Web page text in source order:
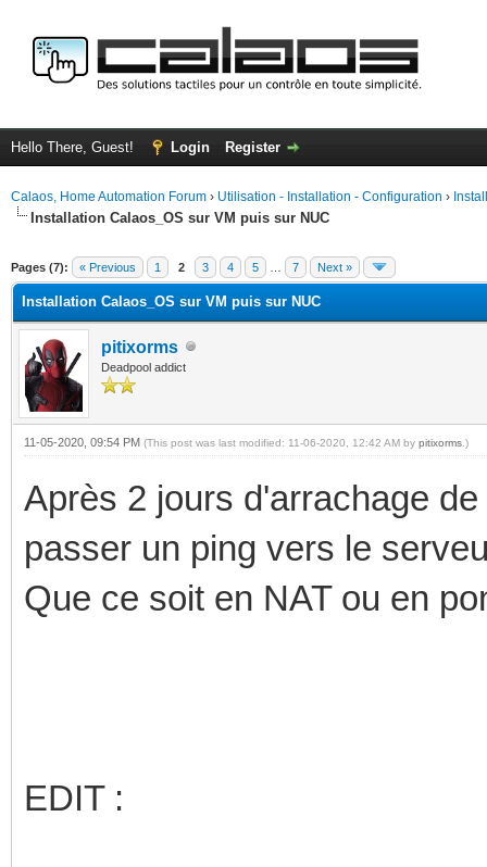
Hello There, Guest! Login Register
Calaos, Home Automation Forum › Utilisation - Installation - Configuration ›
Installation Calaos_OS sur VM puis sur NUC
Pages (7): « Previous 1 2 3 4 5 7 Next »
Installation Calaos_OS sur VM puis sur NUC
pitixorms
Deadpool addict
11-05-2020, 09:54 PM (This post was last modified: 11-06-2020, 12:42 AM by pitixorms .)
Après 2 jours d'arrachage
passer un ping vers le
Que ce soit en NAT ou en
EDIT :